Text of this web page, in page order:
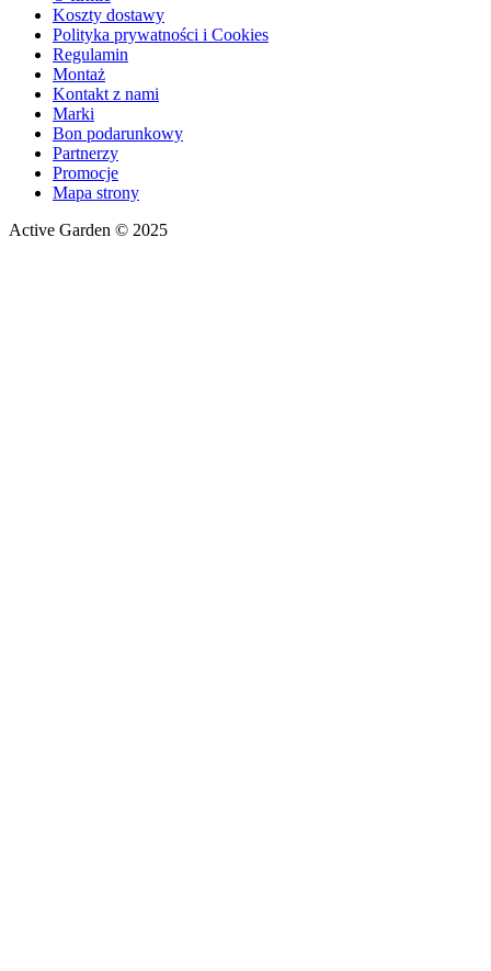
Koszty dostawy
Polityka prywatności i Cookies
Regulamin
Montaż
Kontakt z nami
Marki
Bon podarunkowy
Partnerzy
Promocje
Mapa strony
Active Garden © 2025